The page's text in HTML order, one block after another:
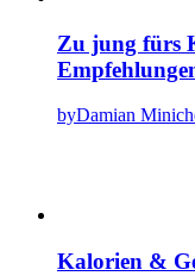
Zu jung fürs
byDamian
Kalorien &